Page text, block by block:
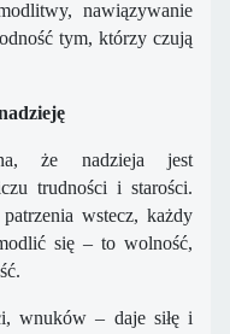
nawiązywanie
tym, którzy czują
że nadzieja jest
trudności i starości.
wstecz, każdy
się – to wolność,
wnuków – daje siłę i